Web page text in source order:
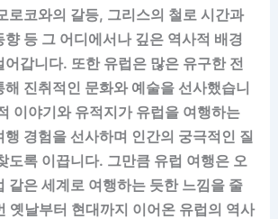
로코와의 갈등, 그리스의 철로 시간과
향 등 그 어디에서나 깊은 역사적 배경
어갑니다. 또한 유럽은 많은 유구한 전
해 진취적인 문화와 예술을 선사했습니
이야기와 유적지가 유럽을 여행하는
행 경험을 선사하며 인간의 궁극적인 질
도록 이끕니다. 그만큼 유럽 여행은 오
같은 세계로 여행하는 듯한 느낌을 줄
옛날부터 현대까지 이어온 유럽의 역사